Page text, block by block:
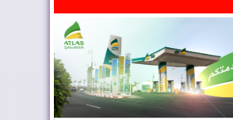
المغرب يعزز موقعه في صناعة الطيران